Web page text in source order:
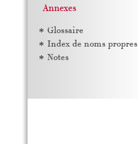
Annexes
Glossaire
Index de noms propres
Notes